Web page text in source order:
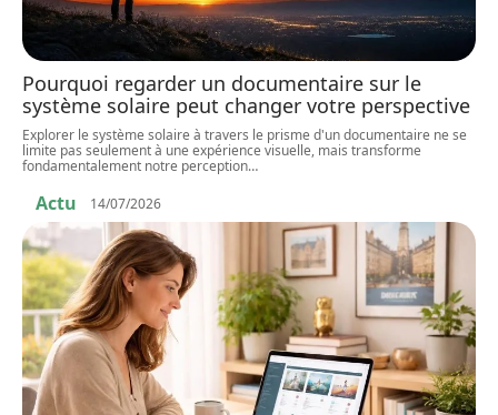
Pourquoi regarder un documentaire sur le
système solaire peut changer votre perspective
Explorer le système solaire à travers le prisme d'un documentaire ne se
limite pas seulement à une expérience visuelle, mais transforme
fondamentalement notre perception…
Actu 14/07/2026